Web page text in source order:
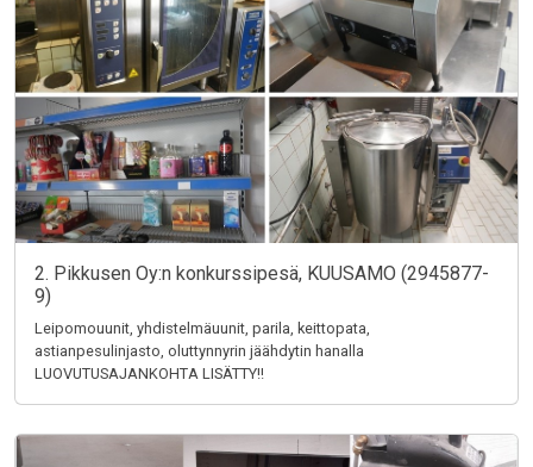
2. Pikkusen Oy:n konkurssipesä, KUUSAMO (2945877-
9)
Leipomouunit, yhdistelmäuunit, parila, keittopata,
astianpesulinjasto, oluttynnyrin jäähdytin hanalla
LUOVUTUSAJANKOHTA LISÄTTY!!